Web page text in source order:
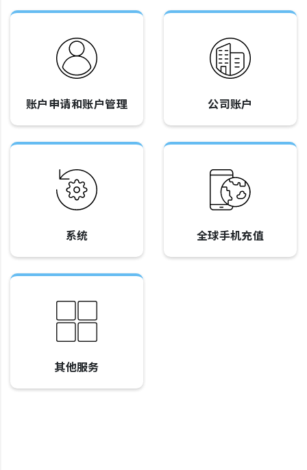
账户申请和账户管理 公司账户
系统 全球手机充值
其他服务